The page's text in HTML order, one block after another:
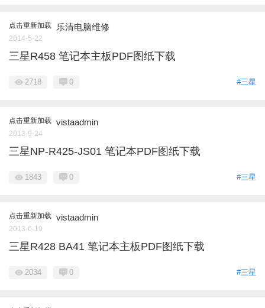
点击重新加载 乐清电脑维修
2014-5-22
三星R458 笔记本主板PDF图纸下载
#三星
2718 0
点击重新加载 vistaadmin
2013-9-24
三星NP-R425-JS01 笔记本PDF图纸下载
#三星
1843 0
点击重新加载 vistaadmin
2013-6-19
三星R428 BA41 笔记本主板PDF图纸下载
#三星
2034 0